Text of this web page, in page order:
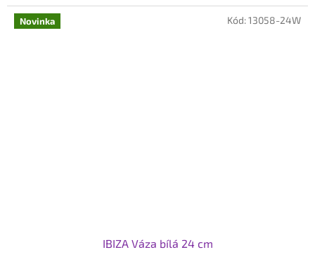
Novinka
IBIZA Váza bílá 24 cm
Kód:13058-24W